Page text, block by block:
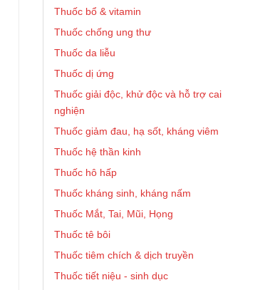
Thuốc bổ & vitamin
Thuốc chống ung thư
Thuốc da liễu
Thuốc dị ứng
Thuốc giải độc, khử độc và hỗ trợ cai
nghiện
Thuốc giảm đau, hạ sốt, kháng viêm
Thuốc hệ thần kinh
Thuốc hô hấp
Thuốc kháng sinh, kháng nấm
Thuốc Mắt, Tai, Mũi, Họng
Thuốc tê bôi
Thuốc tiêm chích & dịch truyền
Thuốc tiết niệu - sinh dục